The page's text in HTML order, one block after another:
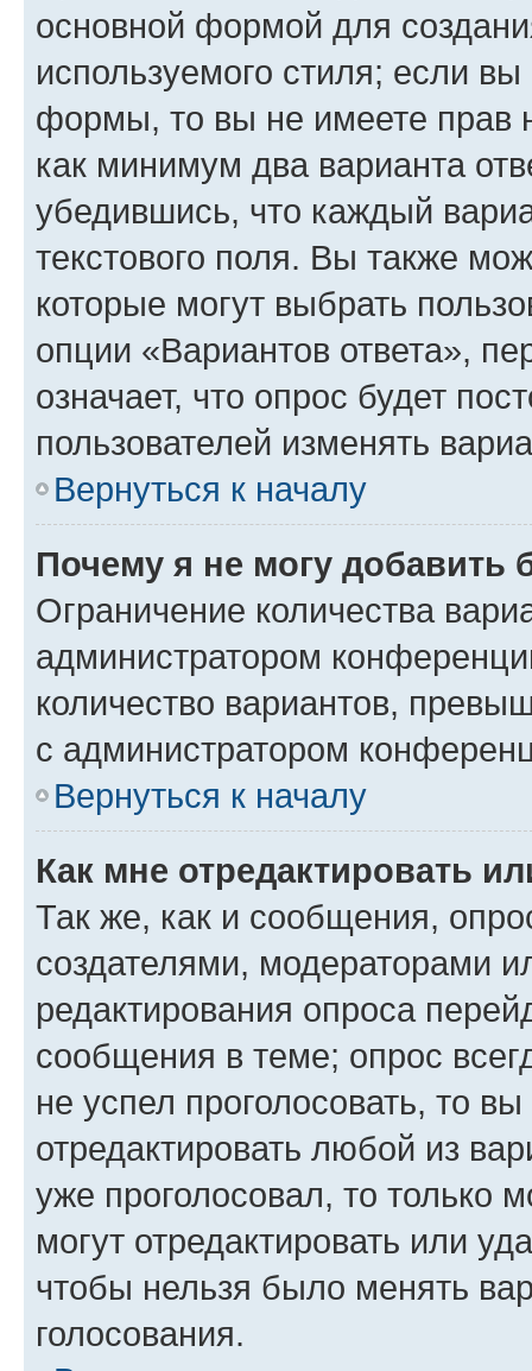
основной формой для
используемого стиля; если
формы, то вы не имеете прав
как минимум два варианта
убедившись, что каждый
текстового поля. Вы также
которые могут выбрать
опции «Вариантов ответа»,
означает, что опрос будет
пользователей изменять
Вернуться к началу
Почему я не могу добавить
Ограничение количества
администратором
количество вариантов,
с администратором
Вернуться к началу
Как мне отредактировать
Так же, как и сообщения,
создателями, модераторами
редактирования опроса
сообщения в теме; опрос
не успел проголосовать, то
отредактировать любой из
уже проголосовал, то только
могут отредактировать или
чтобы нельзя было менять
голосования.